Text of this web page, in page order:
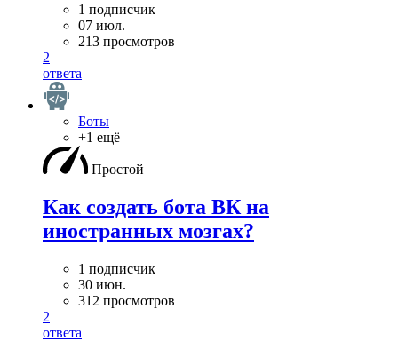
1 подписчик
07 июл.
213 просмотров
2
ответа
Боты
+1 ещё
Простой
Как создать бота ВК на
иностранных мозгах?
1 подписчик
30 июн.
312 просмотров
2
ответа